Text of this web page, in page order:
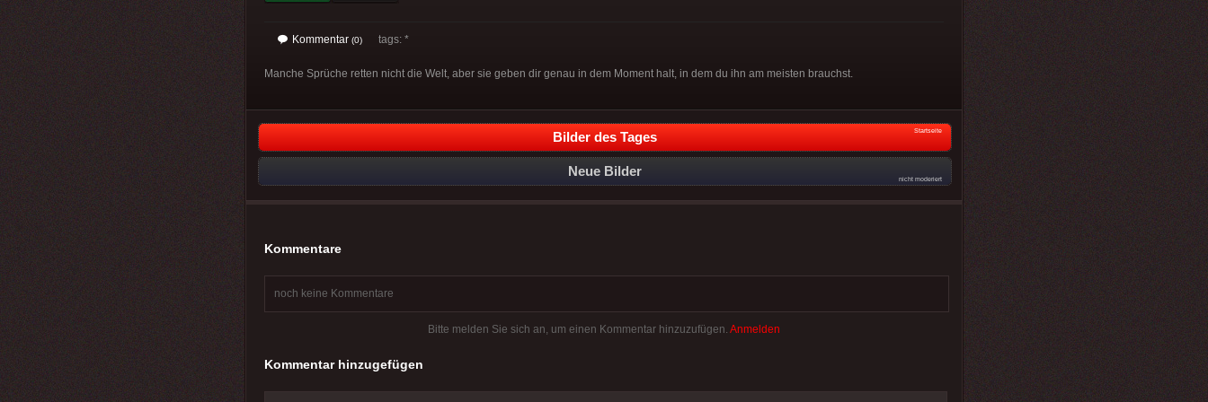
Kommentar (0) tags: *
Manche Sprüche retten nicht die Welt, aber sie geben dir genau in dem Moment halt, in dem du ihn am meisten brauchst.
Bilder des Tages Startseite
Neue Bilder
nicht moderiert
Kommentare
noch keine Kommentare
Bitte melden Sie sich an, um einen Kommentar hinzuzufügen. Anmelden
Kommentar hinzugefügen